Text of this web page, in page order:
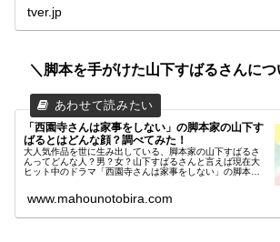
しない！そんな西園寺一...
tver.jp
＼脚本を手がけた山下すばるさんにつ
「西園寺さんは家事をしない」の脚本家の山下す
ばるとはどんな顔？調べてみた！
大人気作品を世に生み出している、脚本家の山下すばるさ
んってどんな人？男？女？山下すばるさんと言えば現在大
ヒット中のドラマ「西園寺さんは家事をしない」の脚本家
な方が「西園寺さんは家事をしない...
www.mahounotobira.com